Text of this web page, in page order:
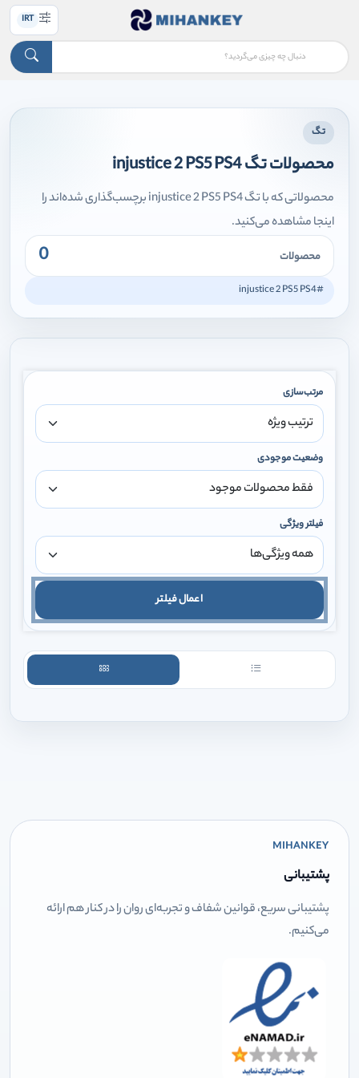
IRT
تگ
محصولات تگ injustice 2 PS5 PS4
محصولاتی که با تگ injustice 2 PS5 PS4 برچسب‌گذاری شده‌اند را
اینجا مشاهده می‌کنید.
محصولات 0
#injustice 2 PS5 PS4
مرتب‌سازی
وضعیت موجودی
فیلتر ویژگی
اعمال فیلتر
MIHANKEY
پشتیبانی
پشتیبانی سریع، قوانین شفاف و تجربه‌ای روان را در کنار هم ارائه
می‌کنیم.